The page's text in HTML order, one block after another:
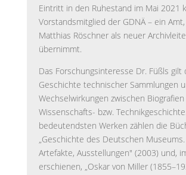
Eintritt in den Ruhestand im Mai 2021
Vorstandsmitglied der GDNÄ – ein
Matthias Röschner als neuer
übernimmt.
Das Forschungsinteresse Dr. Füßls gilt
Geschichte technischer Sammlungen
Wechselwirkungen zwischen
Wissenschafts- bzw.
bedeutendsten Werken zählen die
„Geschichte des Deutschen
Artefakte, Ausstellungen" (2003) und,
erschienen, „Oskar von Miller